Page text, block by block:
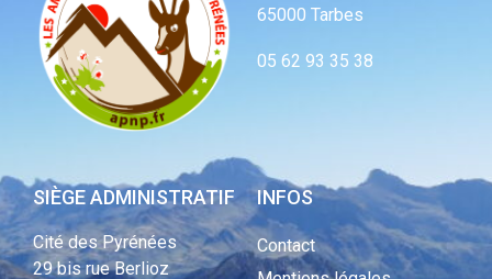
65000 Tarbes
05 62 93 35 38
SIÈGE ADMINISTRATIF
Cité des Pyrénées
29 bis rue Berlioz
INFOS
Contact